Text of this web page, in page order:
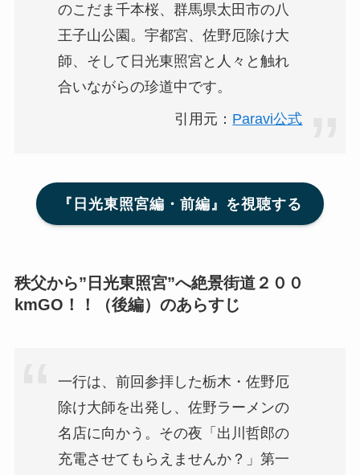
のこだま千本桜、群馬県太田市の八
王子山公園。宇都宮、佐野厄除け大
師、そして日光東照宮と人々と触れ
合いながらの珍道中です。
引用元： Paravi公式
『日光東照宮編・前編』を視聴する
秩父から”日光東照宮”へ絶景街道２００
kmGO！！（後編）のあらすじ
一行は、前回参拝した栃木・佐野厄
除け大師を出発し、佐野ラーメンの
名店に向かう。その夜「出川哲郎の
充電させてもらえませんか？」第一